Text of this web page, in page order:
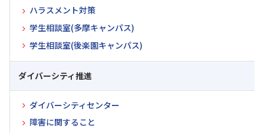
ハラスメント対策
学生相談室(多摩キャンパス)
学生相談室(後楽園キャンパス)
ダイバーシティ推進
ダイバーシティセンター
障害に関すること